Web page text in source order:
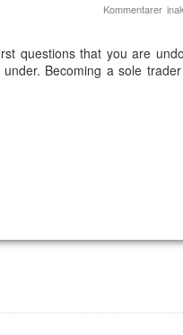
Kommentarer
questions that you are
Becoming a sole